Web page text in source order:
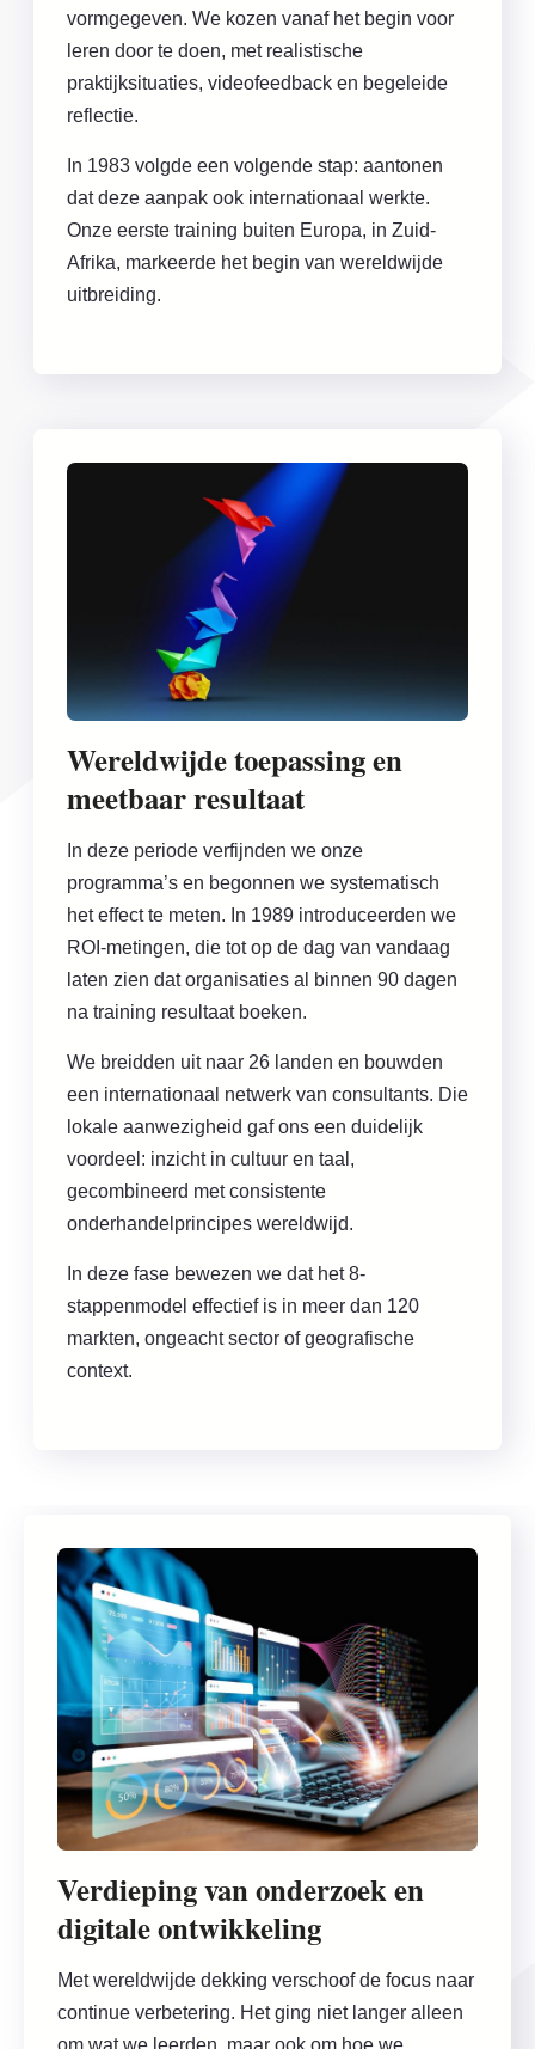
vormgegeven. We kozen vanaf het begin voor
leren door te doen, met realistische
praktijksituaties, videofeedback en begeleide
reflectie.
In 1983 volgde een volgende stap: aantonen
dat deze aanpak ook internationaal werkte.
Onze eerste training buiten Europa, in Zuid-
Afrika, markeerde het begin van wereldwijde
uitbreiding.
Wereldwijde toepassing en
meetbaar resultaat
In deze periode verfijnden we onze
programma’s en begonnen we systematisch
het effect te meten. In 1989 introduceerden we
ROI-metingen, die tot op de dag van vandaag
laten zien dat organisaties al binnen 90 dagen
na training resultaat boeken.
We breidden uit naar 26 landen en bouwden
een internationaal netwerk van consultants. Die
lokale aanwezigheid gaf ons een duidelijk
voordeel: inzicht in cultuur en taal,
gecombineerd met consistente
onderhandelprincipes wereldwijd.
In deze fase bewezen we dat het 8-
stappenmodel effectief is in meer dan 120
markten, ongeacht sector of geografische
context.
Verdieping van onderzoek en
digitale ontwikkeling
Met wereldwijde dekking verschoof de focus naar
continue verbetering. Het ging niet langer alleen
om wat we leerden, maar ook om hoe we